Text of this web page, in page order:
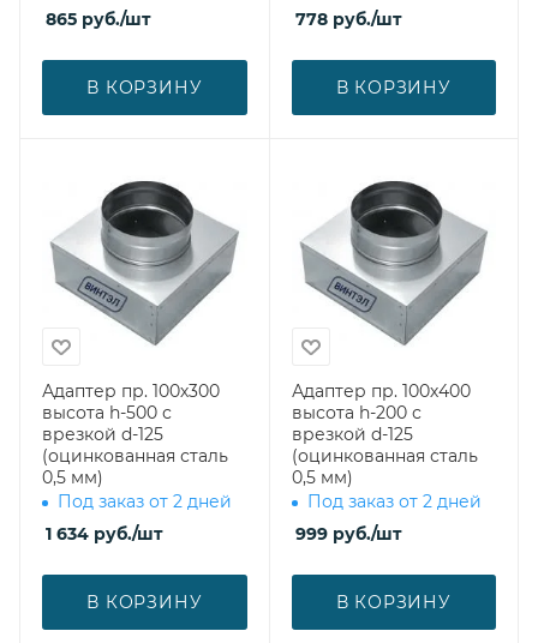
865 руб./шт
В КОРЗИНУ
778руб./шт
В КОРЗИНУ
Адаптер пр. 100х300
высота h-500 с
врезкой d-125
(оцинкованная сталь
0,5 мм)
Под заказ от 2 дней
1 634 руб./шт
В КОРЗИНУ
Адаптер пр. 100х400
высота h-200 с
врезкой d-125
(оцинкованная сталь
0,5 мм)
Под заказ от 2 дней
999руб./шт
В КОРЗИНУ